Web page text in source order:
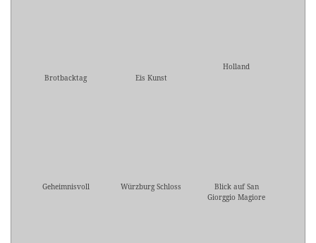
Brotbacktag Eis Kunst
Holland
Geheimnisvoll Würzburg Schloss
Blick auf San
Giorggio Magiore